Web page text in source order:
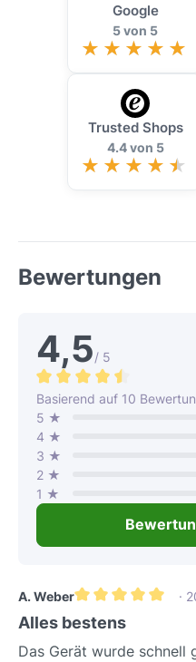
Google
5 von 5
Trusted Shops
4.4 von 5
Bewertungen
4,5/ 5
Durchschnittliche
Basierend auf 10
5 ★
4 ★
3 ★
2 ★
1 ★
A. Weber
Durchschnittliche
·
Alles bestens
Das Gerät wurde schnell